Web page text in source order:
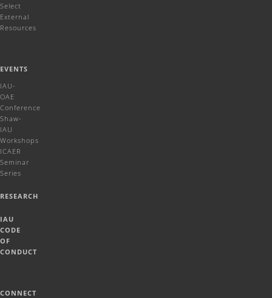
Select
External
Resources
EVENTS
IAU-
OAE
Conference
Shaw-
IAU
Workshops
ICAER
Seminar
Series
RESEARCH
IAU
CODE
OF
CONDUCT
CONNECT